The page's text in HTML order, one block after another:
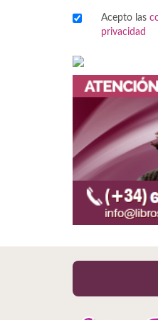
Acepto las
privacidad